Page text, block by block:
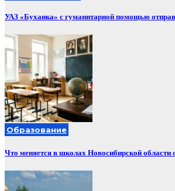
УАЗ «Буханка» с гуманитарной помощью
Образование
Что меняется в школах Новосибирской области